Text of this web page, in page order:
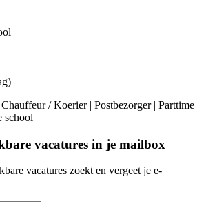
/ Koerier | Postbezorger | Parttime
school
vacatures in je mailbox
vacatures zoekt en vergeet je e-